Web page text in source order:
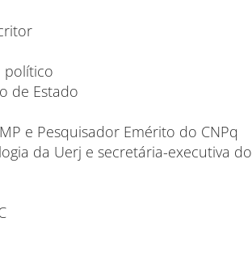
político
de Estado
e Pesquisador Emérito do CNPq
da Uerj e secretária-executiva do